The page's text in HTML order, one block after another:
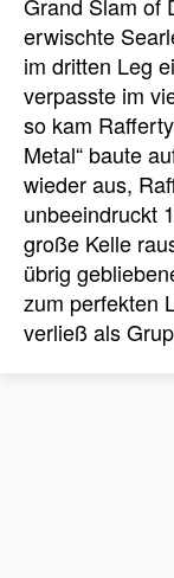
erwischte
im dritten Leg
verpasste im
so kam
Metal“ baute
wieder aus,
unbeeindruckt
große Kelle
übrig
zum perfekten
verließ als